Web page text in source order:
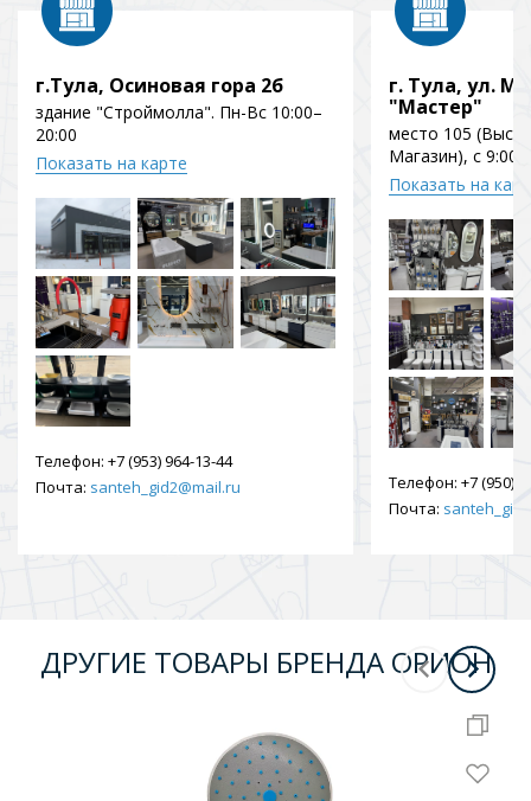
г.Тула, Осиновая гора 2б
здание "Строймолла". Пн-Вс 10:00–
20:00
Показать на карте
Телефон: +7 (953) 964-13-44
Почта: santeh_gid2@mail.ru
г. Тула, ул.
"Мастер"
место 105
Магазин), с 9:00
Показать на
Телефон: +7 (950)
Почта:
ДРУГИЕ ТОВАРЫ БРЕНДА ОРИОН